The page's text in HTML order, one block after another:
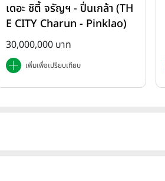
เดอะ ซิตี้ จรัญฯ - ปิ่นเกล้า (TH
E CITY Charun - Pinklao)
30,000,000 บาท
เพิ่มเพื่อเปรียบเทียบ